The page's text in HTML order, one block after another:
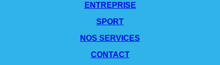
ENTREPRISE
SPORT
NOS SERVICES
CONTACT